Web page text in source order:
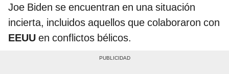
Joe Biden se encuentran en una situación
incierta, incluidos aquellos que colaboraron con
EEUU en conflictos bélicos.